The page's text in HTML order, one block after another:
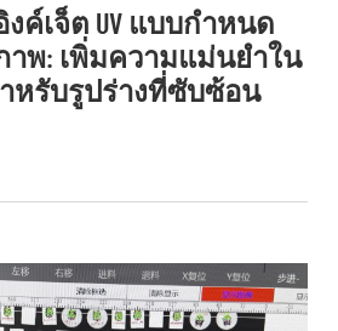
ค์เจ็ต UV แบบกำหนด
พ: เพิ่มความแม่นยำใน
หรับรูปร่างที่ซับซ้อน